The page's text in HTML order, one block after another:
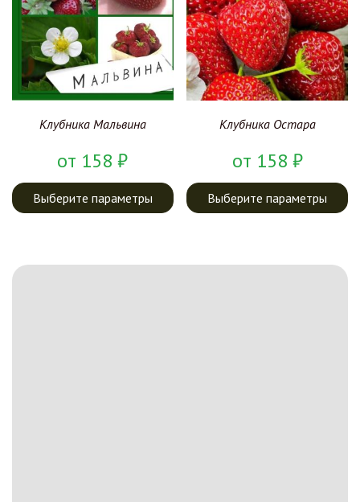
Клубника Мальвина
от 158₽
Выберите параметры
Клубника Остара
от 158 ₽
Выберите параметры